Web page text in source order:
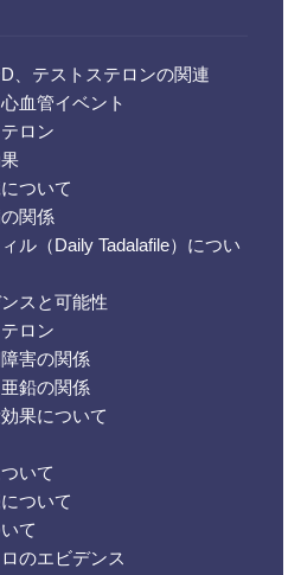
、テストステロンの関連
血管イベント
ロン
ついて
関係
ル（Daily Tadalafile）につい
スと可能性
ロン
害の関係
鉛の関係
果について
いて
ついて
て
のエビデンス